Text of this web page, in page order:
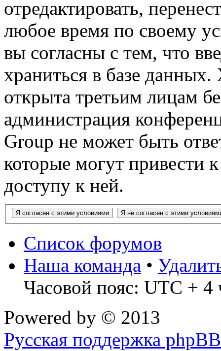
отредактировать,
любое время по своему
вы согласны с тем, что
храниться в базе
открыта третьим лицам
администрация
Group не может быть
которые могут привести
доступу к ней.
Список форумов
Наша команда •
Часовой пояс: UTC + 4
Powered by © 2013
Русская поддержка phpBB